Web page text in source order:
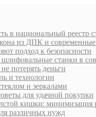
в национальный реестр
из ДПК и современные
подход к безопасности
шлифовальные станки в
потерять деньги
и технологии
и зеркалами
для удачной покупки
кишки: минимизация
различных нужд